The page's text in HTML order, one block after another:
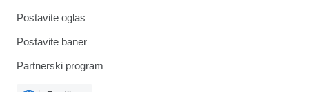
Postavite oglas
Postavite baner
Partnerski program